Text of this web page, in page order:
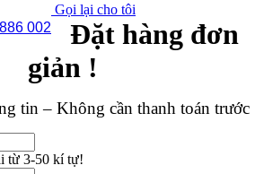
002
Gọi lại cho tôi
Đặt hàng đơn
giản !
tin – Không cần thanh toán trước
từ 3-50 kí tự!